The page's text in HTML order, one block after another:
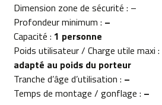
Dimension zone de sécurité : –
Profondeur minimum : –
Capacité : 1 personne
Poids utilisateur / Charge utile maxi :
adapté au poids du porteur
Tranche d’âge d’utilisation : –
Temps de montage / gonflage : –